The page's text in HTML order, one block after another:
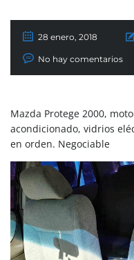
28 enero, 2018
No hay comentarios
Mazda Protege 2000,
acondicionado, vidrios
en orden. Negociable